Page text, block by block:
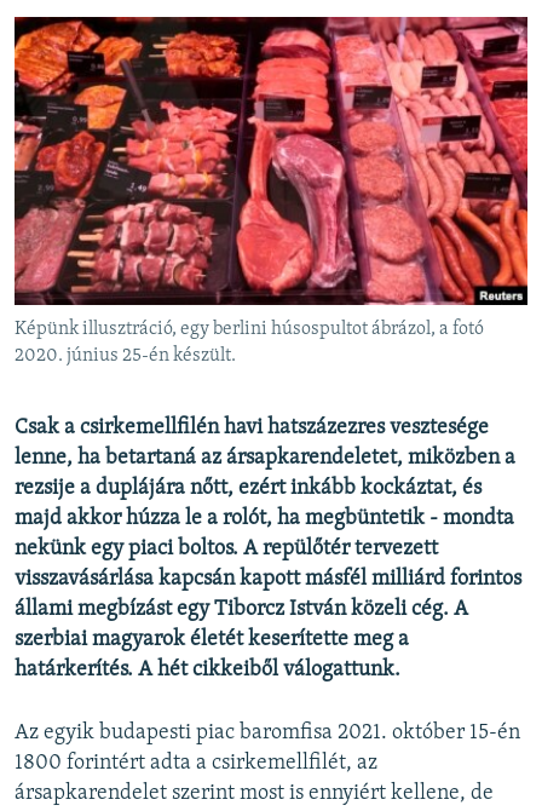
TÁRSADALOM
DEMOKRÁCIA
A PÉNZ NYOMÁBAN
EURÓPAI UNIÓ
VILÁG
KLÍMAVÁLTOZÁS
A MÚLT TANULSÁGAI
KÖVESSEN MINKET!
Valamennyi RFE/RL weboldal
Képünk illusztráció, egy berlini húsospultot ábrázol, a fotó
2020. június 25-én készült.
Csak a csirkemellfilén havi hatszázezres vesztesége
lenne, ha betartaná az ársapkarendeletet, miközben a
rezsije a duplájára nőtt, ezért inkább kockáztat, és
majd akkor húzza le a rolót, ha megbüntetik - mondta
nekünk egy piaci boltos. A repülőtér tervezett
visszavásárlása kapcsán kapott másfél milliárd forintos
állami megbízást egy Tiborcz István közeli cég. A
szerbiai magyarok életét keserítette meg a
határkerítés. A hét cikkeiből válogattunk.
Az egyik budapesti piac baromfisa 2021. október 15-én
1800 forintért adta a csirkemellfilét, az
ársapkarendelet szerint most is ennyiért kellene, de